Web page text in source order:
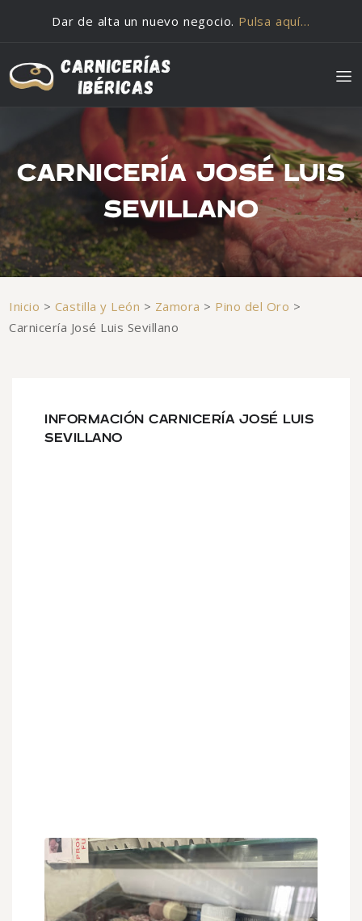
Dar de alta un nuevo negocio. Pulsa aquí…
CARNICERÍA JOSÉ LUIS
SEVILLANO
Inicio > Castilla y León > Zamora > Pino del Oro >
Carnicería José Luis Sevillano
INFORMACIÓN CARNICERÍA JOSÉ LUIS
SEVILLANO